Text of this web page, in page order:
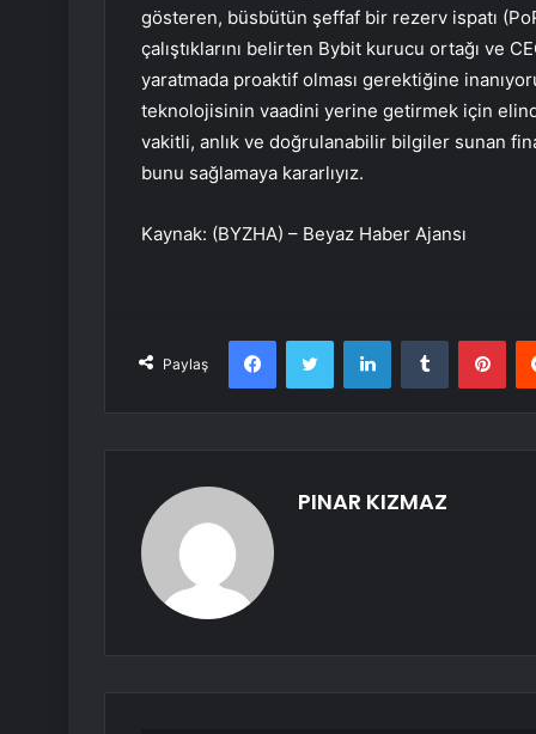
gösteren, büsbütün şeffaf bir rezerv ispatı
çalıştıklarını belirten Bybit kurucu ortağı ve
yaratmada proaktif olması gerektiğine
teknolojisinin vaadini yerine getirmek için
vakitli, anlık ve doğrulanabilir bilgiler sunan
bunu sağlamaya kararlıyız.
Kaynak: (BYZHA) – Beyaz Haber Ajansı
Paylaş
FacebookTwitter LinkedInTumblr
PINAR KIZMAZ